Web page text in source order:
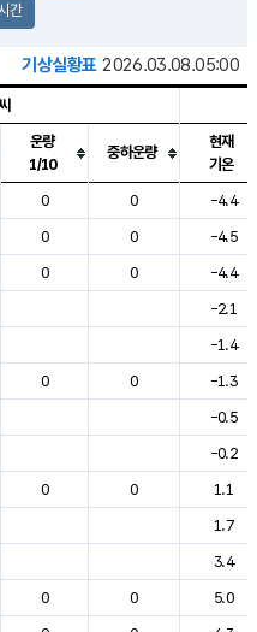
간
기상실황표 2026.03.08.05:00
강수, 바람, 기압등을 안내한 표입
운량
1/10
중하운량
현재
기온
0 0
-4.4
0 0
-4.5
0 0
-4.4
-2.1
-1.4
0 0
-1.3
-0.5
-0.2
0 0
1.1
1.7
3.4
0 0
5.0